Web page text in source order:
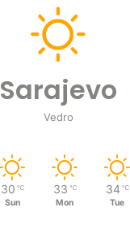
Sarajevo
Vedro
30 ℃
Sun
33 ℃
Mon
34 ℃
Tue